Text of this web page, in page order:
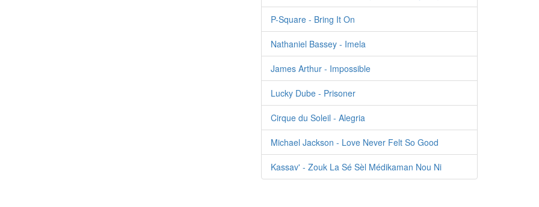
P-Square - Bring It On
Nathaniel Bassey - Imela
James Arthur - Impossible
Lucky Dube - Prisoner
Cirque du Soleil - Alegria
Michael Jackson - Love Never Felt So Good
Kassav' - Zouk La Sé Sèl Médikaman Nou Ni